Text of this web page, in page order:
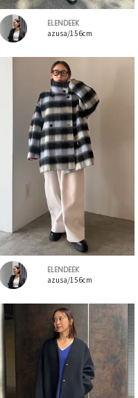
ELENDEEK
azusa/156cm
ELENDEEK
azusa/156cm